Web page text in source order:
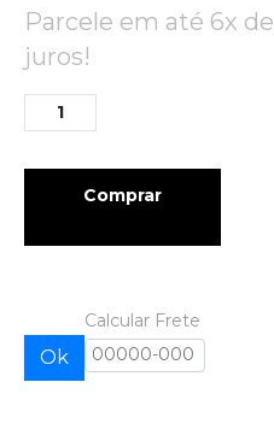
Parcele em até 6x de
juros!
Comprar
Calcular Frete
Ok